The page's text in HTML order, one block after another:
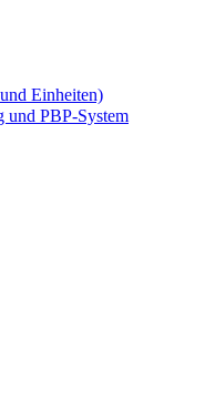
Einheiten)
PBP-System